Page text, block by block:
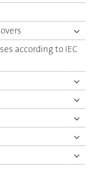
according to IEC